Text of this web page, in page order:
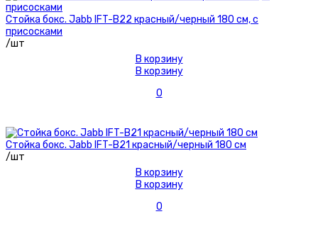
Стойка бокс. Jabb IFT-B22 красный/черный 180 см, с
присосками
/шт
В корзину
В корзину
0
Стойка бокс. Jabb IFT-B21 красный/черный 180 см
/шт
В корзину
В корзину
0